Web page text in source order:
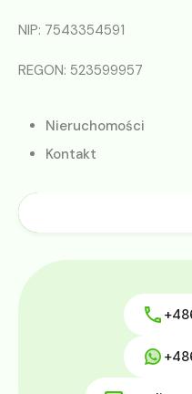
NIP: 7543354591
REGON: 523599957
Nieruchomości
Kontakt